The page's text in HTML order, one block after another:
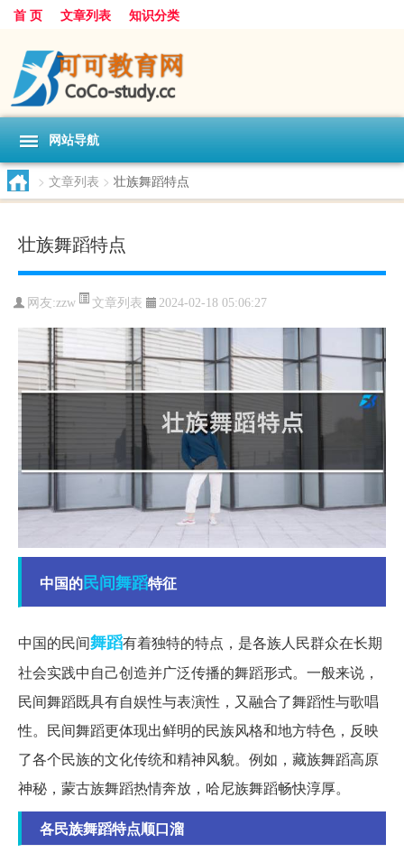
首 页 文章列表 知识分类
网站导航
> 文章列表 > 壮族舞蹈特点
壮族舞蹈特点
网友:zzw 文章列表 2024-02-18 05:06:27
中国的民间舞蹈特征
中国的民间舞蹈有着独特的特点，是各族人民群众在长期
社会实践中自己创造并广泛传播的舞蹈形式。一般来说，
民间舞蹈既具有自娱性与表演性，又融合了舞蹈性与歌唱
性。民间舞蹈更体现出鲜明的民族风格和地方特色，反映
了各个民族的文化传统和精神风貌。例如，藏族舞蹈高原
神秘，蒙古族舞蹈热情奔放，哈尼族舞蹈畅快淳厚。
各民族舞蹈特点顺口溜